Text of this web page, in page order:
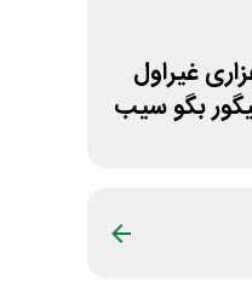
800 هزاری غیراول
بگو سیب